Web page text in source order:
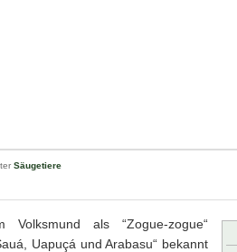
Säugetiere
Volksmund als “Zogue-zogue“
Uapuçá und Arabasu“ bekannt